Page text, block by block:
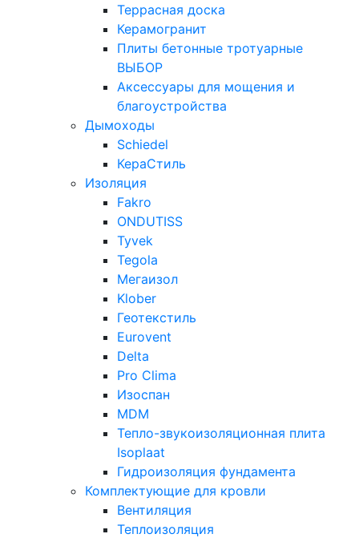
Террасная доска
Керамогранит
Плиты бетонные тротуарные
ВЫБОР
Аксессуары для мощения и
благоустройства
Дымоходы
Schiedel
КераСтиль
Изоляция
Fakro
ONDUTISS
Tyvek
Tegola
Мегаизол
Klober
Геотекстиль
Eurovent
Delta
Pro Clima
Изоспан
MDM
Тепло-звукоизоляционная плита
Isoplaat
Гидроизоляция фундамента
Комплектующие для кровли
Вентиляция
Теплоизоляция